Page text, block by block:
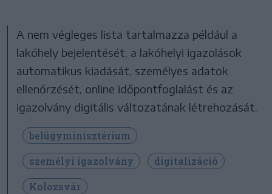
A nem végleges lista tartalmazza például a
lakóhely bejelentését, a lakóhelyi igazolások
automatikus kiadását, személyes adatok
ellenőrzését, online időpontfoglalást és az
igazolvány digitális változatának létrehozását.
belügyminisztérium
személyi igazolvány
digitalizáció
Kolozsvár